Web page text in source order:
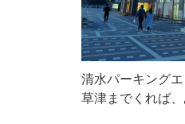
清水パーキング
草津までくれば